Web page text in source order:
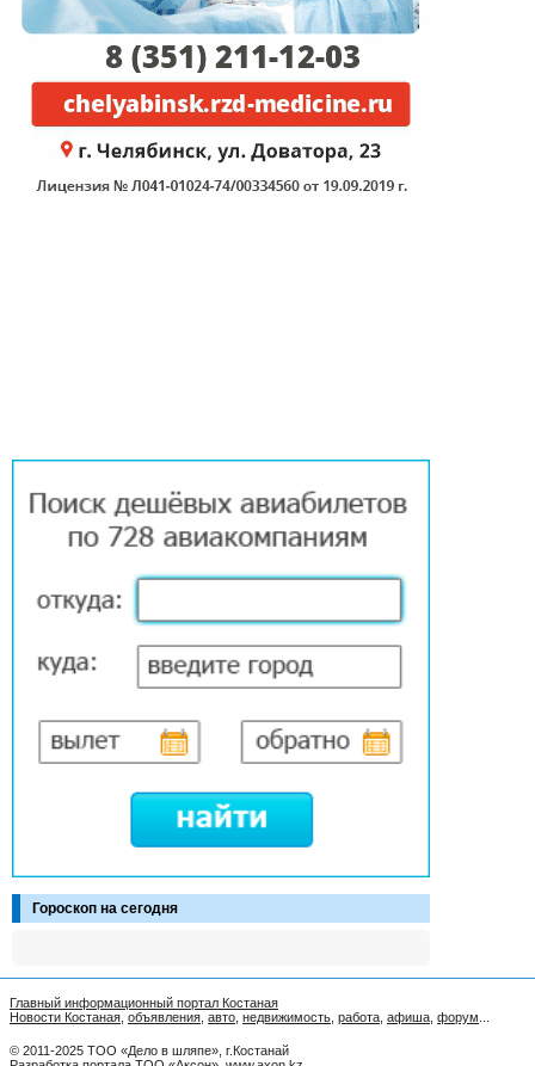
Гороскоп на сегодня
Главный информационный портал Костаная
Новости Костаная объявления авто недвижимость работа афиша форум
© 2011-2025 ТОО «Дело в шляпе», г.Костанай